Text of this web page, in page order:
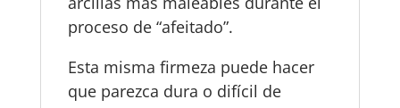
proceso de “afeitado”.
Esta misma firmeza puede hacer
que parezca dura o difícil de